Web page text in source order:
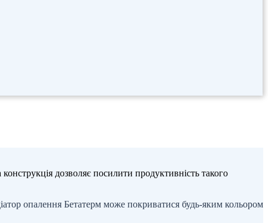
дозволяє посилити продуктивність такого
опалення Бетатерм може покриватися будь-яким кольором